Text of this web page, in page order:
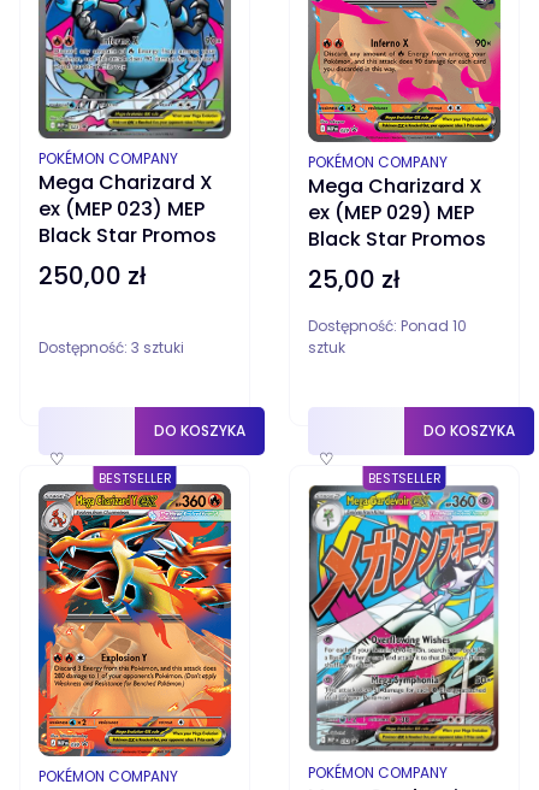
Mega Charizard X
ex (MEP 023) MEP
Black Star Promos
PRODUCENT
POKÉMON COMPANY
Cena
250,00 zł
Dostępność: 3 sztuki
♡
DO KOSZYKA
Mega Charizard X
ex (MEP 029) MEP
Black Star Promos
PRODUCENT
POKÉMON COMPANY
Cena
25,00 zł
Dostępność: Ponad 10
sztuk
♡
DO KOSZYKA
BESTSELLER
PRODUCENT
POKÉMON COMPANY
BESTSELLER
PRODUCENT
POKÉMON COMPANY